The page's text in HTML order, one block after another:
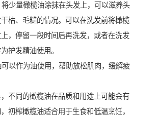
少量橄榄油涂抹在头发上，可以滋养头
枯、毛糙的情况。可以在洗发前将橄榄
，停留一段时间后再洗发，或者在洗发
护发精油使用。
以作为油使用，帮助放松肌肉，缓解疲
不同的橄榄油在品质和用途上可能会有
初榨橄榄油适合用于生食和低温烹饪，